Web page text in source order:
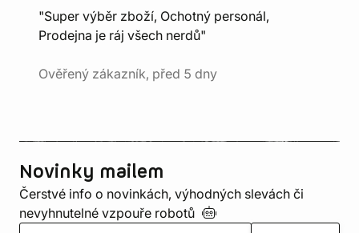
"Super výběr zboží, Ochotný personál,
Prodejna je ráj všech nerdů"
Ověřený zákazník, před 5 dny
Novinky mailem
Čerstvé info o novinkách, výhodných slevách či
nevyhnutelné vzpouře robotů